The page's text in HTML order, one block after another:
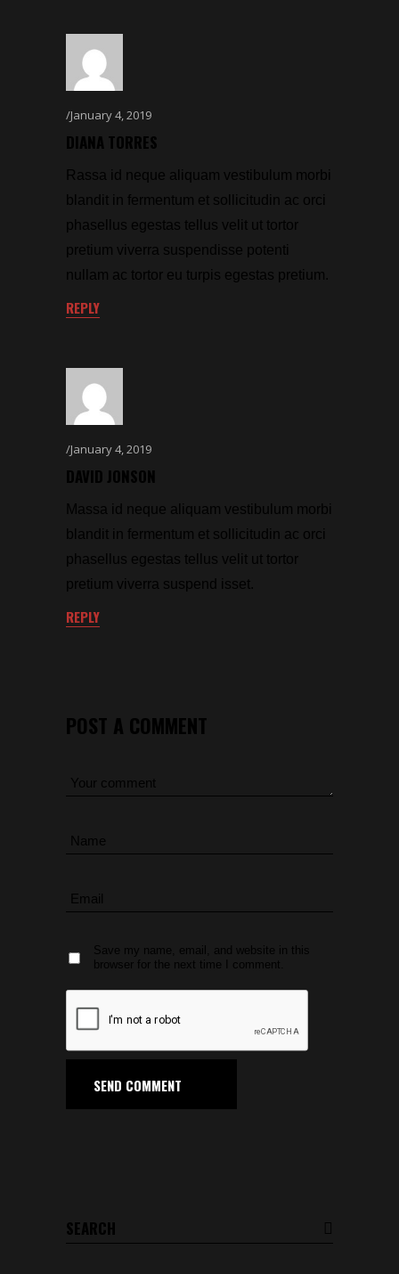
January 4, 2019
DIANA TORRES
Rassa id neque aliquam vestibulum morbi
blandit in fermentum et sollicitudin ac orci
phasellus egestas tellus velit ut tortor
pretium viverra suspendisse potenti
nullam ac tortor eu turpis egestas pretium.
REPLY
January 4, 2019
DAVID JONSON
Massa id neque aliquam vestibulum morbi
blandit in fermentum et sollicitudin ac orci
phasellus egestas tellus velit ut tortor
pretium viverra suspend isset.
REPLY
POST A COMMENT
Save my name, email, and website in this
browser for the next time I comment.
SEND COMMENT
Search